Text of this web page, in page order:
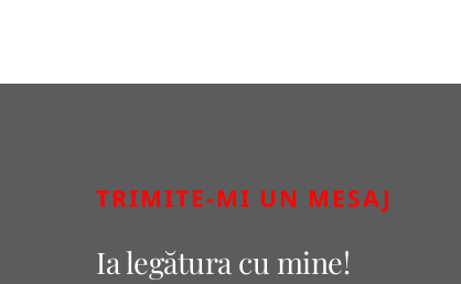
TRIMITE-MI UN MESAJ
Ia legătura cu mine!